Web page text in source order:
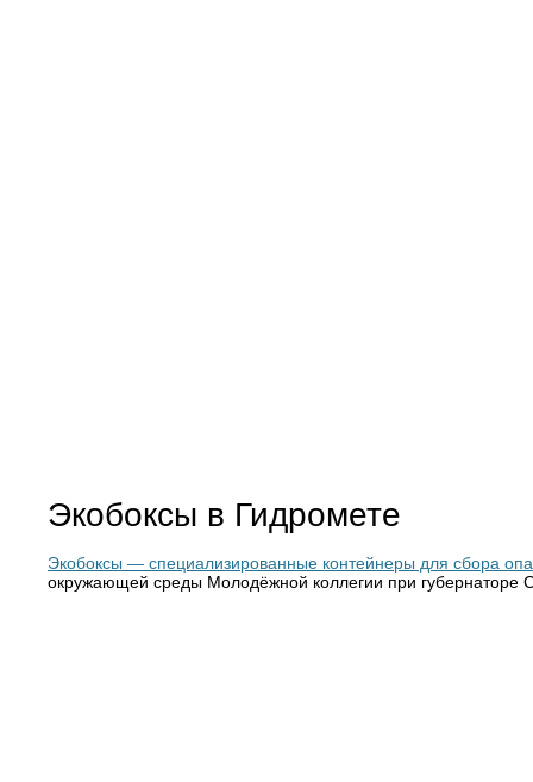
Экобоксы в Гидромете
Экобоксы — специализированные контейнеры для сбора
окружающей среды Молодёжной коллегии при губернаторе